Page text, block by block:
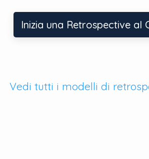
Inizia una Retrospective al
Vedi tutti i modelli di